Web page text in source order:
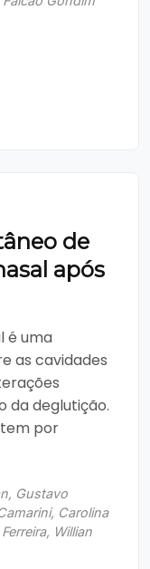
de
após
é uma
as cavidades
da deglutição.
por
Gustavo
Carolina
Willian